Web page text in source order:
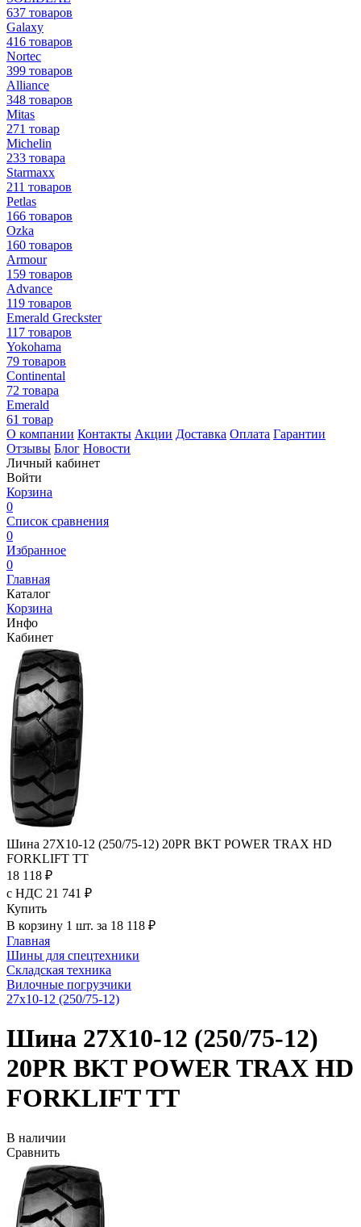
637 товаров
Galaxy
416 товаров
Nortec
399 товаров
Alliance
348 товаров
Mitas
271 товар
Michelin
233 товара
Starmaxx
211 товаров
Petlas
166 товаров
Ozka
160 товаров
Armour
159 товаров
Advance
119 товаров
Emerald Greckster
117 товаров
Yokohama
79 товаров
Continental
72 товара
Emerald
61 товар
О компании Контакты Акции Доставка Оплата Гарантии
Отзывы Блог Новости
Личный кабинет
Войти
Корзина
0
Список сравнения
0
Избранное
0
Главная
Каталог
Корзина
Инфо
Кабинет
Шина 27X10-12 (250/75-12) 20PR BKT POWER TRAX HD
FORKLIFT TT
18 118 ₽
с НДС 21 741 ₽
Купить
В корзину 1 шт. за 18 118 ₽
Главная
Шины для спецтехники
Складская техника
Вилочные погрузчики
27x10-12 (250/75-12)
Шина 27X10-12 (250/75-12)
20PR BKT POWER TRAX HD
FORKLIFT TT
В наличии
Сравнить